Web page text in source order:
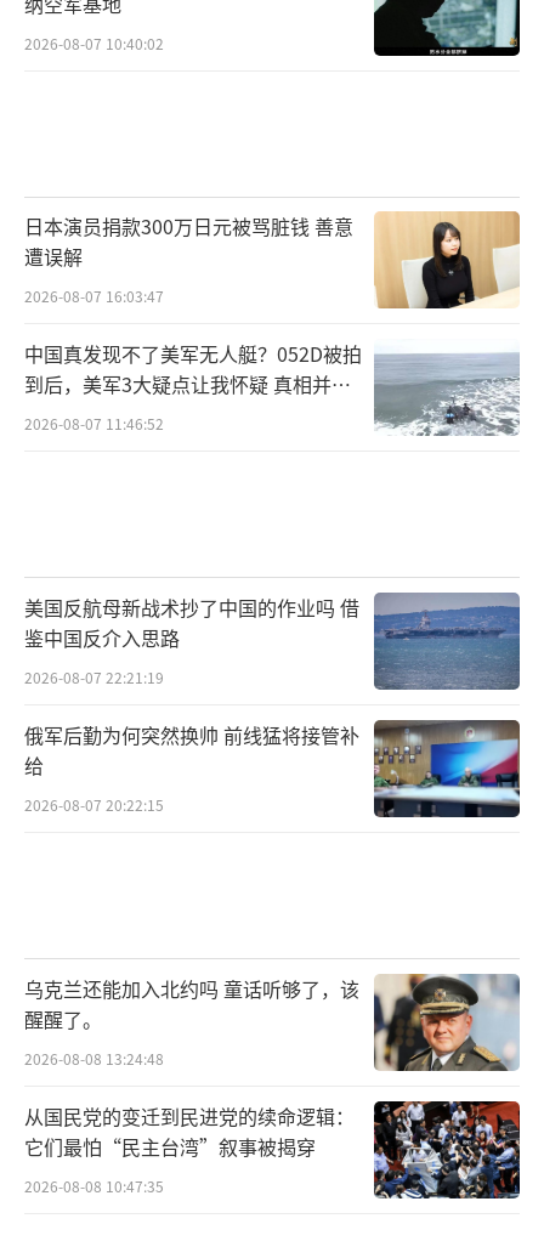
2026-08-07 10:40:02
日本演员捐款300万日元被骂脏钱 善意
遭误解
2026-08-07 16:03:47
中国真发现不了美军无人艇？052D被拍
到后，美军3大疑点让我怀疑 真相并非
如此
2026-08-07 11:46:52
美国反航母新战术抄了中国的作业吗 借
鉴中国反介入思路
2026-08-07 22:21:19
俄军后勤为何突然换帅 前线猛将接管补
给
2026-08-07 20:22:15
乌克兰还能加入北约吗 童话听够了，该
醒醒了。
2026-08-08 13:24:48
从国民党的变迁到民进党的续命逻辑：
它们最怕“民主台湾”叙事被揭穿
2026-08-08 10:47:35